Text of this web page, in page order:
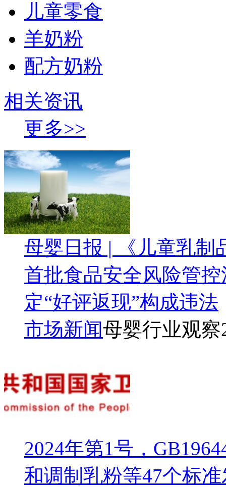
儿童零食
羊奶粉
配方奶粉
相关资讯
更多>>
母婴日报 | 《儿童乳制
首批食品安全风险管
定“好评返现”构成违法
市场新闻母婴行业观察
2024年第1号，
和调制乳粉等47个标